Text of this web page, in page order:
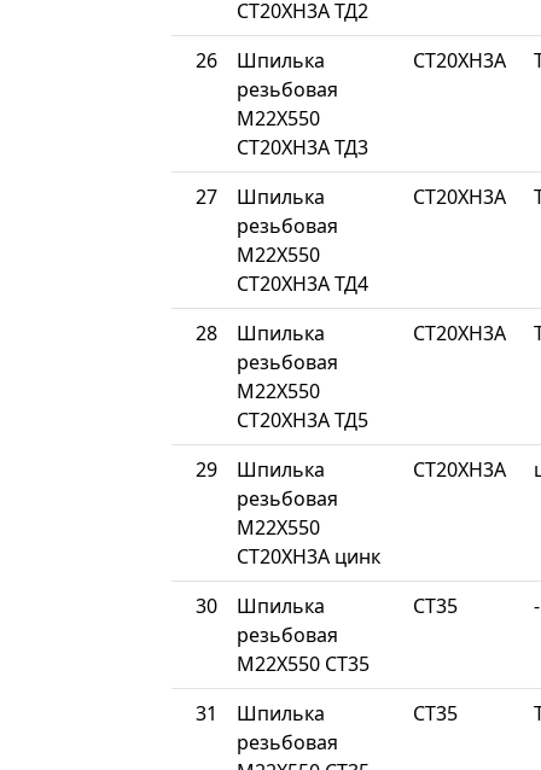
СТ20ХН3А ТД2
26
Шпилька
резьбовая
М22Х550
СТ20ХН3А ТД3
СТ20ХН3А
27
Шпилька
резьбовая
М22Х550
СТ20ХН3А ТД4
СТ20ХН3А
28
Шпилька
резьбовая
М22Х550
СТ20ХН3А ТД5
СТ20ХН3А
29
Шпилька
резьбовая
М22Х550
СТ20ХН3А цинк
СТ20ХН3А
30
Шпилька
резьбовая
М22Х550 СТ35
СТ35 -
31
Шпилька
резьбовая
СТ35